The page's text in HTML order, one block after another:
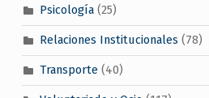
Psicología(25)
Relaciones Institucionales (78)
Transporte(40)